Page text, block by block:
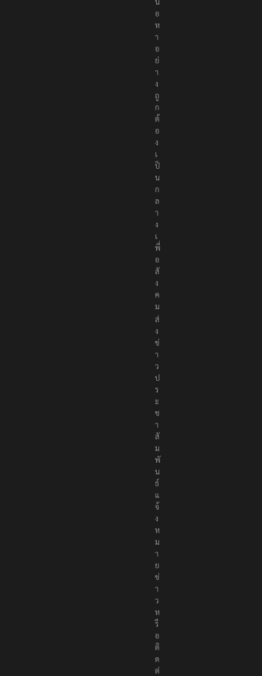
ห
า
อ
ย่
า
ง
ถู
ก
ต้
อ
ง
เ
ป็
น
ก
ล
า
ง
เ
พื่
อ
สั
ง
ค
ม
ส่
ง
ข่
า
ว
ป
ร
ะ
ช
า
สั
ม
พั
น
ธ์
แ
จ้
ง
ห
ม
า
ย
ข่
า
ว
ห
รื
อ
ติ
ด
ต่
อ